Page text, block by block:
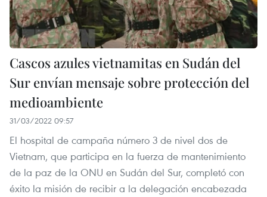
Cascos azules vietnamitas en Sudán del
Sur envían mensaje sobre protección del
medioambiente
31/03/2022 09:57
El hospital de campaña número 3 de nivel dos de
Vietnam, que participa en la fuerza de mantenimiento
de la paz de la ONU en Sudán del Sur, completó con
éxito la misión de recibir a la delegación encabezada